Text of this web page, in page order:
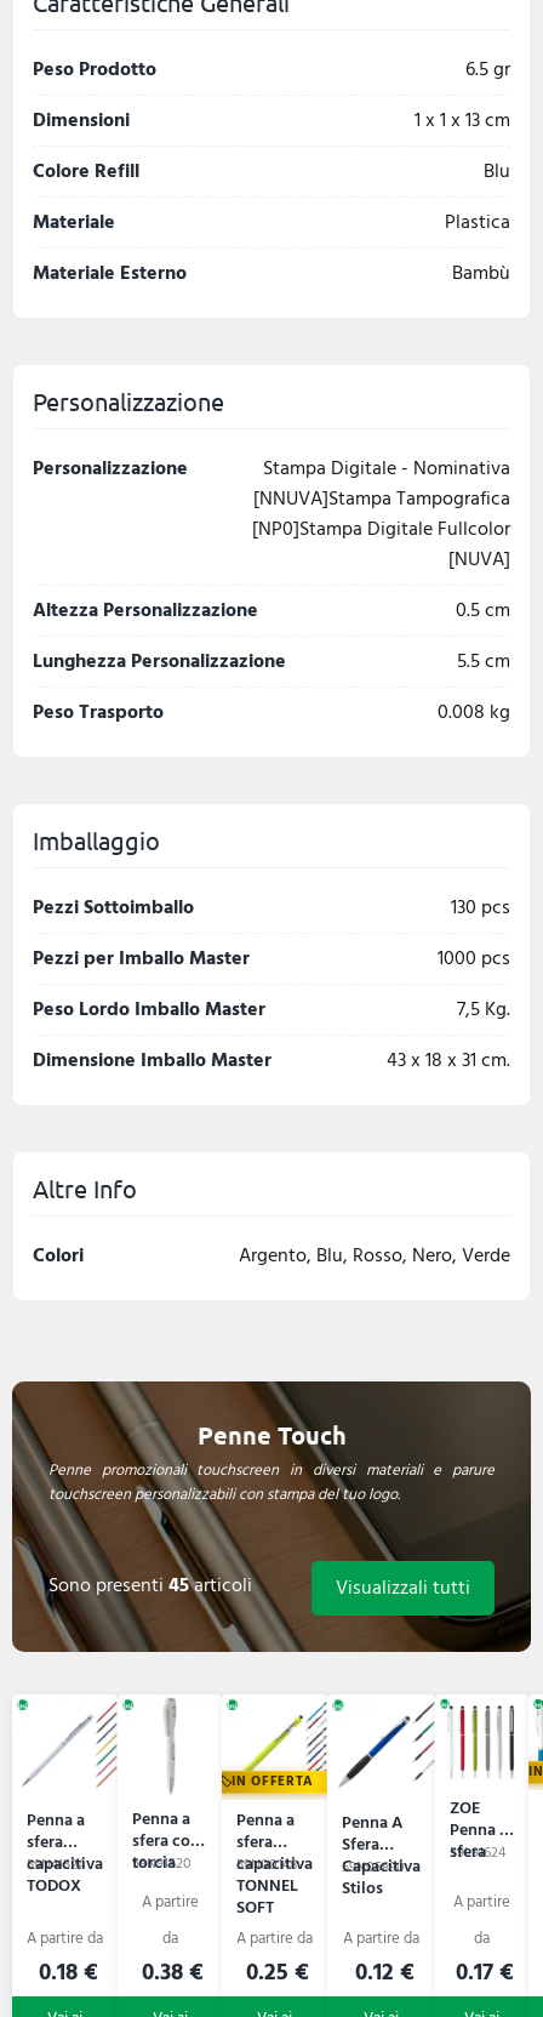
Peso Prodotto
6.5 gr
Dimensioni
1 x 1 x 13 cm
Colore Refill
Blu
Materiale
Plastica
Materiale Esterno
Bambù
Personalizzazione
Personalizzazione
Stampa Digitale - Nominativa
[NNUVA]Stampa Tampografica
[NP0]Stampa Digitale Fullcolor
[NUVA]
Altezza Personalizzazione
0.5 cm
Lunghezza Personalizzazione
5.5 cm
Peso Trasporto
0.008 kg
Imballaggio
Pezzi Sottoimballo
130 pcs
Pezzi per Imballo Master
1000 pcs
Peso Lordo Imballo Master
7,5 Kg.
Dimensione Imballo Master
43 x 18 x 31 cm.
Altre Info
Colori Argento, Blu, Rosso, Nero, Verde
Penne Touch
Penne promozionali touchscreen in diversi materiali e parure
touchscreen personalizzabili con stampa del tuo logo.
Sono presenti45articoli Visualizzali tutti
Penna a
sfera
capacitiva
TODOX
59N41524
0.18 €
Penna a
sfera con
torcia
59N91520
0.38 €
IN OFFERTA
Penna a
sfera
capacitiva
TONNEL
SOFT
59N00148
0.25 €
Penna A
Sfera
Capacitiva
Stilos
59N05890
0.12 €
ZOE
Penna a
sfera
59L91624
0.17 €